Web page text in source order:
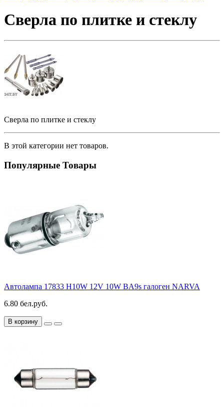
Сверла по плитке и стеклу
Сверла по плитке и стеклу
В этой категории нет товаров.
Популярные Товары
Автолампа 17833 H10W 12V 10W BA9s галоген NARVA
6.80 бел.руб.
В корзину